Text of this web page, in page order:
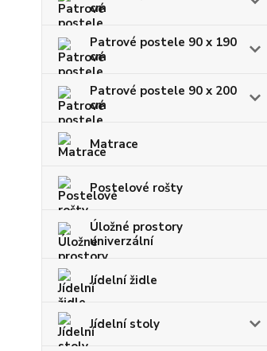
cm
Patrové postele 90 x 190
cm
Patrové postele 90 x 200
cm
Matrace
Postelové rošty
Úložné prostory
univerzální
Jídelní židle
Jídelní stoly